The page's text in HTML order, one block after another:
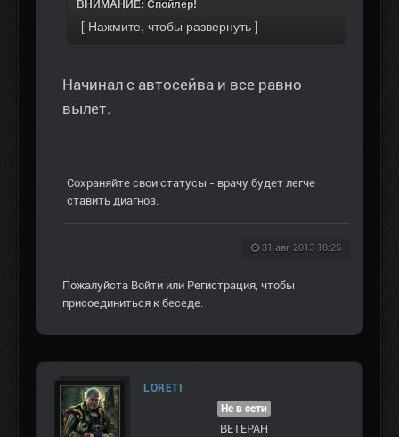
ВНИМАНИЕ: Спойлер!
Начинал с автосейва и все равно
вылет.
Сохраняйте свои статусы - врачу будет легче
ставить диагноз.
31 авг 2013 18:25
Пожалуйста Войти или Регистрация, чтобы
присоединиться к беседе.
LORETI
Не в сети
ВЕТЕРАН